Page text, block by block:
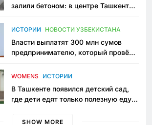
залили бетоном: в центре Ташкента
пространство
ИСТОРИИ НОВОСТИ УЗБЕКИСТАНА
Власти выплатят 300 млн сумов
предпринимателю, который провёл
приговору
WOMENS ИСТОРИИ
В Ташкенте появился детский сад,
где дети едят только полезную еду.
просить «кашу без сахара»
SHOW MORE